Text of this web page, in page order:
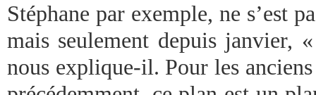
Stéphane par exemple, ne s’est
mais seulement depuis janvier,
nous explique-il. Pour les